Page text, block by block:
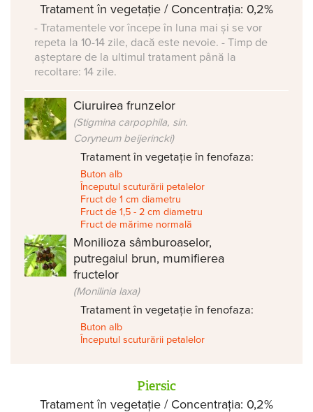
Tratament în vegetație / Concentrația: 0,2%
- Tratamentele vor începe în luna mai și se vor
repeta la 10-14 zile, dacă este nevoie. - Timp de
așteptare de la ultimul tratament până la
recoltare: 14 zile.
Ciuruirea frunzelor
(Stigmina carpophila, sin.
Coryneum beijerincki)
Tratament în vegetație în fenofaza:
Buton alb
Începutul scuturării petalelor
Fruct de 1 cm diametru
Fruct de 1,5 - 2 cm diametru
Fruct de mărime normală
Monilioza sâmburoaselor,
putregaiul brun, mumifierea
fructelor
(Monilinia laxa)
Tratament în vegetație în fenofaza:
Buton alb
Începutul scuturării petalelor
Piersic
Tratament în vegetație / Concentrația: 0,2%